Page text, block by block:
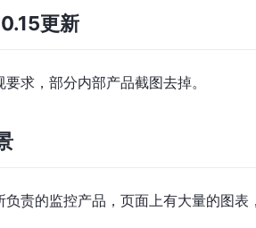
更新
要求，部分内部产品截图去掉。
负责的监控产品，页面上有大量的图